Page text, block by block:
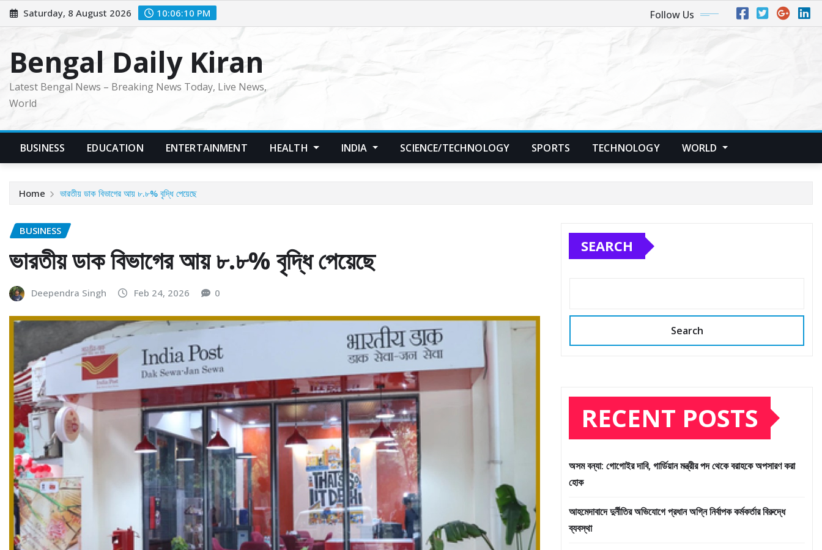
Skip
to
Saturday, 8 August 2026 10:06:11 PM Follow Us
Bengal Daily Kiran
Latest Bengal News – Breaking News Today, Live News,
World
BUSINESS EDUCATION ENTERTAINMENT HEALTH INDIA SCIENCE/TECHNOLOGY SPORTS TECHNOLOGY WORLD
Home ভারতীয় ডাক বিভাগের আয় ৮.৮% বৃদ্ধি পেয়েছে
BUSINESS
ভারতীয় ডাক বিভাগের আয় ৮.৮% বৃদ্ধি পেয়েছে
Deependra Singh Feb 24, 2026 0
SEARCH
Search
RECENT POSTS
অসম বন্যা: গোগোইর দাবি, গার্ডিয়ান মন্ত্রীর পদ থেকে বরাহকে অপসারণ করা
হোক
আহমেদাবাদে দুর্নীতির অভিযোগে প্রধান অগ্নি নির্বাপক কর্মকর্তার বিরুদ্ধে
ব্যবস্থা